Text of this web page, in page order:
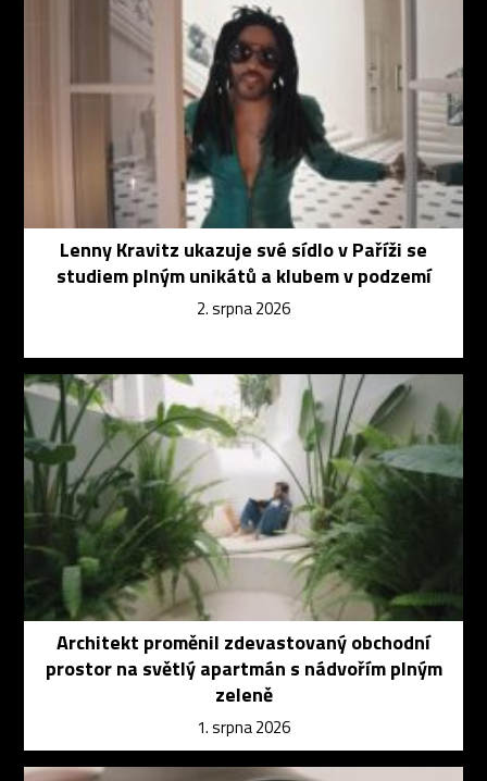
Lenny Kravitz ukazuje své sídlo v Paříži se
studiem plným unikátů a klubem v podzemí
2. srpna 2026
Architekt proměnil zdevastovaný obchodní
prostor na světlý apartmán s nádvořím plným
zeleně
1. srpna 2026